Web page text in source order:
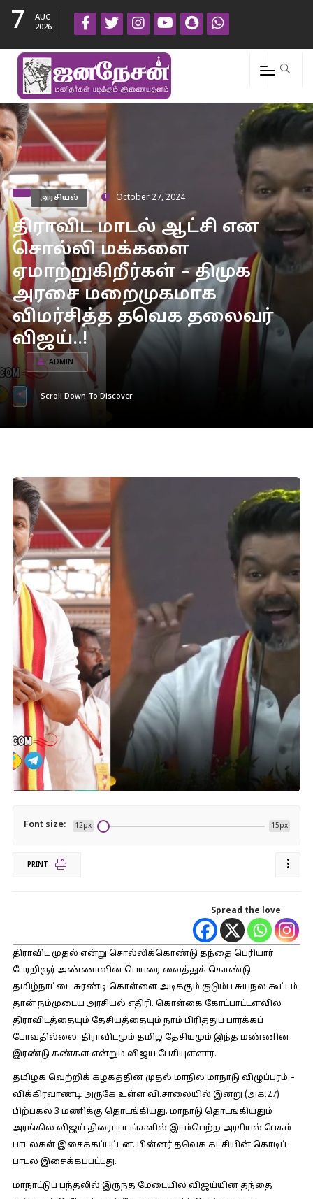
7
AUG
2026
அரசியல் October 27, 2024
திராவிட மாடல் ஆட்சி என
சொல்லி மக்களை
ஏமாற்றுகிறீர்கள் – திமுக
அரசை மறைமுகமாக
விமர்சித்த தவெக தலைவர்
விஜய்..!
ADMIN
Scroll Down To Discover
Font size: 12px 15px
PRINT
Spread the love
திராவிட முதல் என்று சொல்லிக்கொண்டு தந்தை பெரியார்
பேரறிஞர் அண்ணாவின் பெயரை வைத்துக் கொண்டு
தமிழ்நாட்டை சுரண்டி கொள்ளை அடிக்கும் குடும்ப சுயநல கூட்டம்
தான் நம்முடைய அரசியல் எதிரி. கொள்கை கோட்பாட்டளவில்
திராவிடத்தையும் தேசியத்தையும் நாம் பிரித்துப் பார்க்கப்
போவதில்லை. திராவிடமும் தமிழ் தேசியமும் இந்த மண்ணின்
இரண்டு கண்கள் என்றும் விஜய் பேசியுள்ளார்.
தமிழக வெற்றிக் கழகத்தின் முதல் மாநில மாநாடு விழுப்புரம் –
விக்கிரவாண்டி அருகே உள்ள வி.சாலையில் இன்று (அக்.27)
பிற்பகல் 3 மணிக்கு தொடங்கியது. மாநாடு தொடங்கியதும்
அரங்கில் விஜய் திரைப்படங்களில் இடம்பெற்ற அரசியல் பேசும்
பாடல்கள் இசைக்கப்பட்டன. பின்னர் தவெக கட்சியின் கொடிப்
பாடல் இசைக்கப்பட்டது.
மாநாட்டுப் பந்தலில் இருந்த மேடையில் விஜய்யின் தந்தை